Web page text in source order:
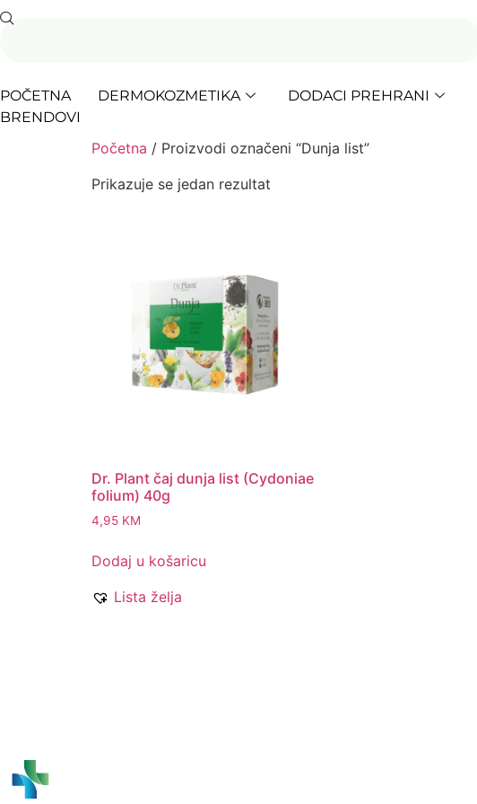
POČETNA DERMOKOZMETIKA DODACI PREHRANI
BRENDOVI
Početna / Proizvodi označeni “Dunja list”
Prikazuje se jedan rezultat
Dr. Plant čaj dunja list (Cydoniae
folium) 40g
4,95 KM
Dodaj u košaricu
Lista želja